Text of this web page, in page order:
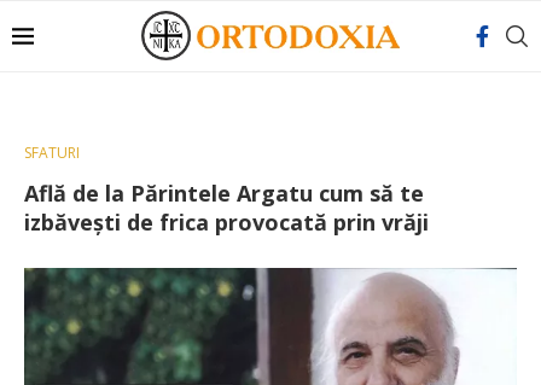
SFATURI
Află de la Părintele Argatu cum să te
izbăvești de frica provocată prin vrăji